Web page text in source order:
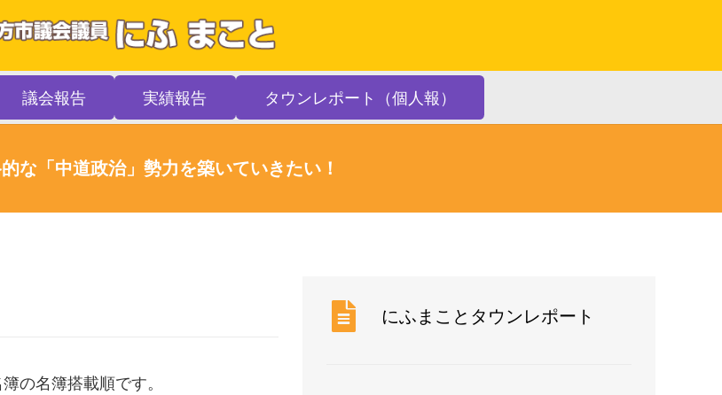
議会報告 実績報告 タウンレポート（個人報）
な「中道政治」勢力を築いていきたい！
の名簿搭載順です。
にふまことタウンレポート